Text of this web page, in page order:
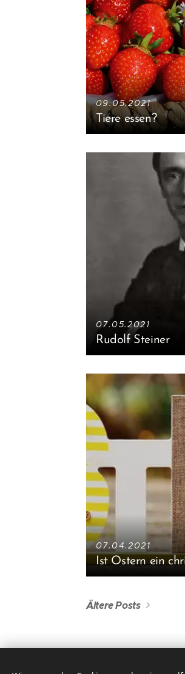
09.05.2021
Tiere essen?
07.05.2021
Rudolf Steiner
07.04.2021
Ist Ostern ein
Ältere Posts